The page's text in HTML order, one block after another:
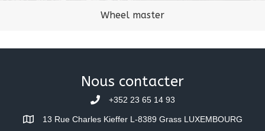
Wheel master
Nous contacter
+352 23 65 14 93
13 Rue Charles Kieffer L-8389 Grass LUXEMBOURG